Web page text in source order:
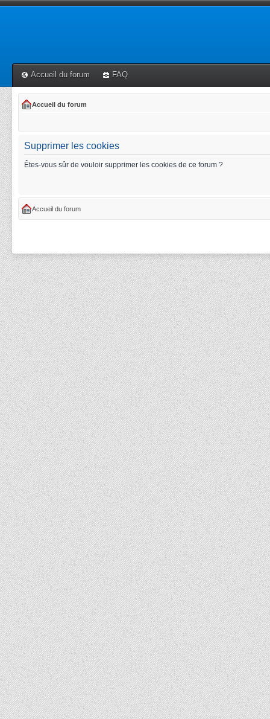
Accueil du forum FAQ
Accueil du forum
Supprimer les cookies
Êtes-vous sûr de vouloir supprimer les cookies de ce forum ?
Accueil du forum